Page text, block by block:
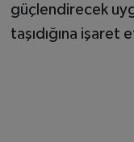
güçlendirecek
taşıdığına işaret